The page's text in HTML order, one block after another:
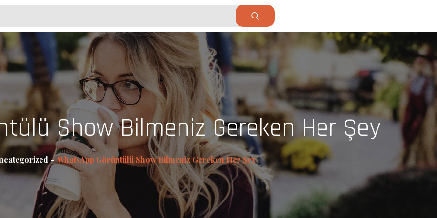
Show Bilmeniz Gereken Her Şey
WhatsApp Görüntülü Show Bilmeniz Gereken Her Şey